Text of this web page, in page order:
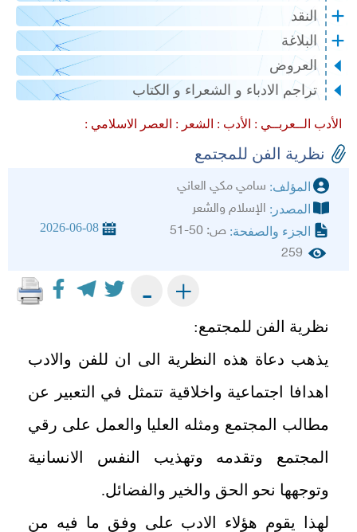
النقد
البلاغة
العروض
تراجم الادباء و الشعراء و الكتاب
الأدب الــعربــي : الأدب : الشعر : العصر الاسلامي :
نظرية الفن للمجتمع
المؤلف: سامي مكي العاني
المصدر: الإسلام والشعر
الجزء والصفحة: ص: 50-51 2026-06-08
259
+
-
نظرية الفن للمجتمع:
يذهب دعاة هذه النظرية الى ان للفن والادب
اهدافا اجتماعية واخلاقية تتمثل في التعبير عن
مطالب المجتمع ومثله العليا والعمل على رقي
المجتمع وتقدمه وتهذيب النفس الانسانية
وتوجهها نحو الحق والخير والفضائل.
لهذا يقوم هؤلاء الادب على وفق ما فيه من